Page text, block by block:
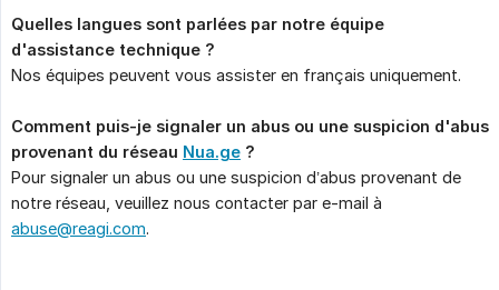
Quelles langues sont parlées par notre équipe
d'assistance technique ?
Nos équipes peuvent vous assister en français uniquement.
Comment puis-je signaler un abus ou une suspicion d'abus
provenant du réseau Nua.ge ?
Pour signaler un abus ou une suspicion d’abus provenant de
notre réseau, veuillez nous contacter par e-mail à
abuse@reagi.com.